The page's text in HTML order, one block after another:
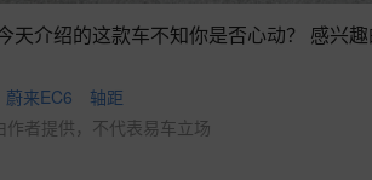
天介绍的这款车不知你是否心动？ 感兴
蔚来EC6
轴距
作者提供，不代表易车立场